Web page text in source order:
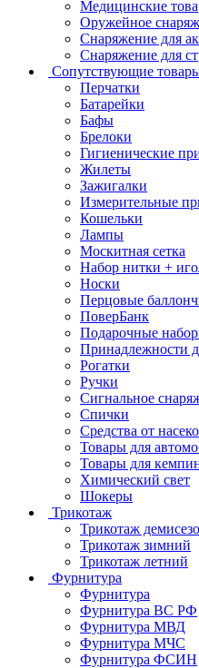
Медицинские
Оружейное
Снаряжение для
Снаряжение для
Сопутствующие
Перчатки
Батарейки
Бафы
Брелоки
Гигиенические
Жилеты
Зажигалки
Измерительные
Кошельки
Лампы
Москитная сетка
Набор нитки +
Носки
Перцовые
ПоверБанк
Подарочные
Принадлежности
Рогатки
Ручки
Сигнальное
Спички
Средства от
Товары для
Товары для
Химический свет
Шокеры
Трикотаж
Трикотаж
Трикотаж зимний
Трикотаж летний
Фурнитура
Фурнитура
Фурнитура ВС РФ
Фурнитура МВД
Фурнитура МЧС
Фурнитура ФСИН